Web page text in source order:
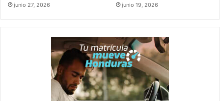
junio 27, 2026 junio 19, 2026